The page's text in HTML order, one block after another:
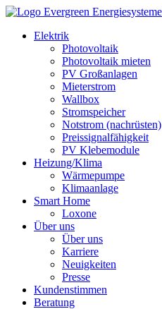
Elektrik
Photovoltaik
Photovoltaik mieten
PV Großanlagen
Mieterstrom
Wallbox
Stromspeicher
Notstrom (nachrüsten)
Preissignalfähigkeit
PV Klebemodule
Heizung/Klima
Wärmepumpe
Klimaanlage
Smart Home
Loxone
Über uns
Über uns
Karriere
Neuigkeiten
Presse
Kundenstimmen
Beratung